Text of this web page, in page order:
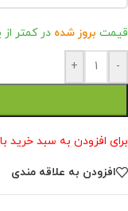
قیمت بروز شده در کمتر
-
+
برای افزودن به سبد خرید
افزودن به علاقه مندی